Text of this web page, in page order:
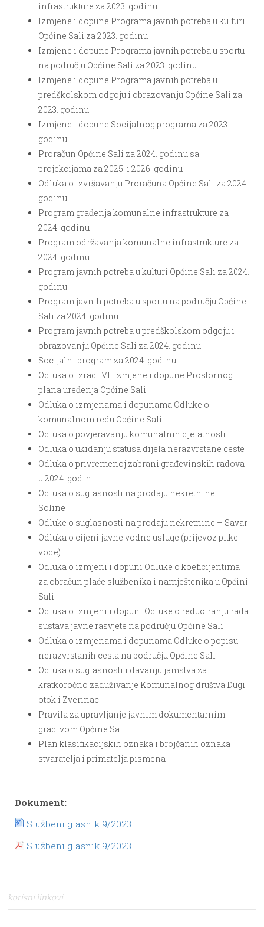
infrastrukture za 2023. godinu
Izmjene i dopune Programa javnih potreba u kulturi
Općine Sali za 2023. godinu
Izmjene i dopune Programa javnih potreba u sportu
na području Općine Sali za 2023. godinu
Izmjene i dopune Programa javnih potreba u
predškolskom odgoju i obrazovanju Općine Sali za
2023. godinu
Izmjene i dopune Socijalnog programa za 2023.
godinu
Proračun Općine Sali za 2024. godinu sa
projekcijama za 2025. i 2026. godinu
Odluka o izvršavanju Proračuna Općine Sali za 2024.
godinu
Program građenja komunalne infrastrukture za
2024. godinu
Program održavanja komunalne infrastrukture za
2024. godinu
Program javnih potreba u kulturi Općine Sali za 2024.
godinu
Program javnih potreba u sportu na području Općine
Sali za 2024. godinu
Program javnih potreba u predškolskom odgoju i
obrazovanju Općine Sali za 2024. godinu
Socijalni program za 2024. godinu
Odluka o izradi VI. Izmjene i dopune Prostornog
plana uređenja Općine Sali
Odluka o izmjenama i dopunama Odluke o
komunalnom redu Općine Sali
Odluka o povjeravanju komunalnih djelatnosti
Odluka o ukidanju statusa dijela nerazvrstane ceste
Odluka o privremenoj zabrani građevinskih radova
u 2024. godini
Odluka o suglasnosti na prodaju nekretnine –
Soline
Odluke o suglasnosti na prodaju nekretnine – Savar
Odluka o cijeni javne vodne usluge (prijevoz pitke
vode)
Odluka o izmjeni i dopuni Odluke o koeficijentima
za obračun plaće službenika i namještenika u Općini
Sali
Odluka o izmjeni i dopuni Odluke o reduciranju rada
sustava javne rasvjete na području Općine Sali
Odluka o izmjenama i dopunama Odluke o popisu
nerazvrstanih cesta na području Općine Sali
Odluka o suglasnosti i davanju jamstva za
kratkoročno zaduživanje Komunalnog društva Dugi
otok i Zverinac
Pravila za upravljanje javnim dokumentarnim
gradivom Općine Sali
Plan klasifikacijskih oznaka i brojčanih oznaka
stvaratelja i primatelja pismena
Dokument:
Službeni glasnik 9/2023.
Službeni glasnik 9/2023.
korisni linkovi